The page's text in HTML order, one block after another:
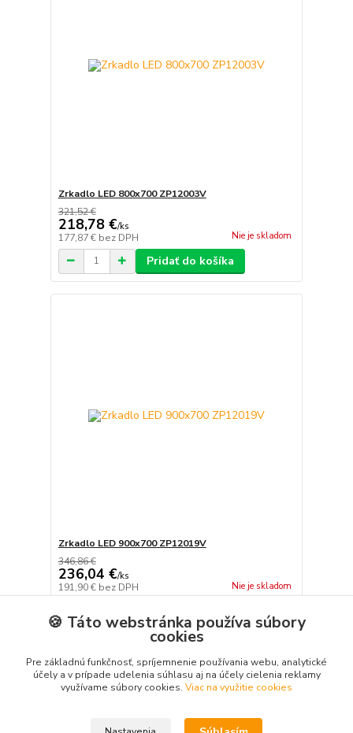
Zrkadlo LED 800x700 ZP12003V
321,52 €
218,78 €/ks
177,87 € bez DPH Nie je skladom
Pridať do košíka
Zrkadlo LED 900x700 ZP12019V
346,86 €
236,04 €/ks
191,90 € bez DPH Nie je skladom
strana z 1
🍪 Táto webstránka používa súbory
cookies
Pre základnú funkčnosť, spríjemnenie používania webu, analytické
účely a v prípade udelenia súhlasu aj na účely cielenia reklamy
využívame súbory cookies. Viac na využitie cookies